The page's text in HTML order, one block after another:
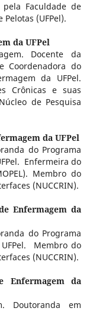
Faculdade de
(UFPel).
da UFPel
Docente da
Coordenadora do
da UFPel.
Crônicas e suas
de Pesquisa
da UFPel
do Programa
Enfermeira do
Membro do
(NUCCRIN).
Enfermagem da
do Programa
Membro do
(NUCCRIN).
Enfermagem da
Doutoranda em